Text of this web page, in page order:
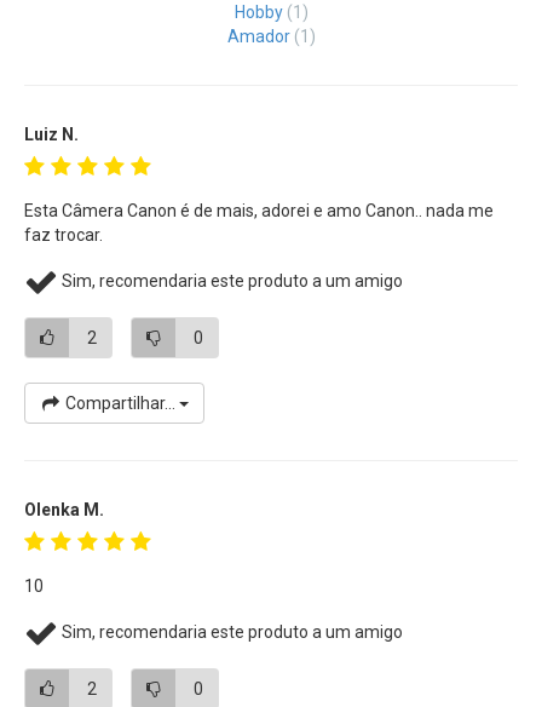
Hobby (1)
Amador (1)
Luiz N.
Esta Câmera Canon é de mais, adorei e amo Canon.. nada me
faz trocar.
Sim, recomendaria este produto a um amigo
2 0
Compartilhar...
Olenka M.
10
Sim, recomendaria este produto a um amigo
2 0